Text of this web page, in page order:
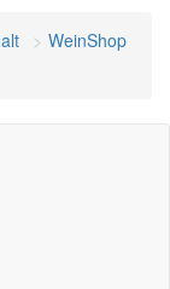
WeinShop